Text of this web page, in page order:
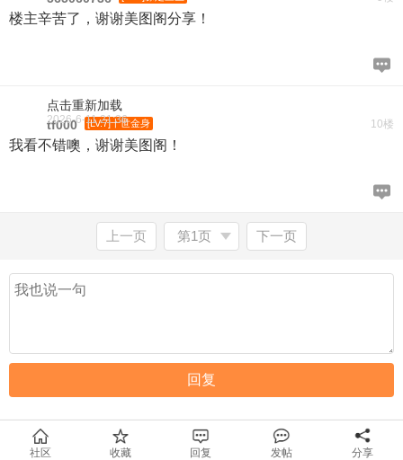
楼主辛苦了，谢谢美图阁分享！
点击重新加载
10楼
tf000 [LV.7]十世金身
2026-6-11 21:36
我看不错噢，谢谢美图阁！
上一页 第1页 下一页
社区 收藏 回复 发帖 分享